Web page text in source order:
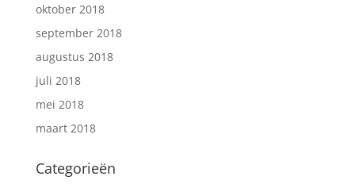
oktober 2018
september 2018
augustus 2018
juli 2018
mei 2018
maart 2018
Categorieën